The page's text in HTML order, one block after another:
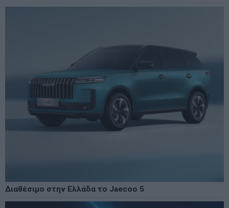
Διαθέσιμο στην Ελλάδα το Jaecoo 5